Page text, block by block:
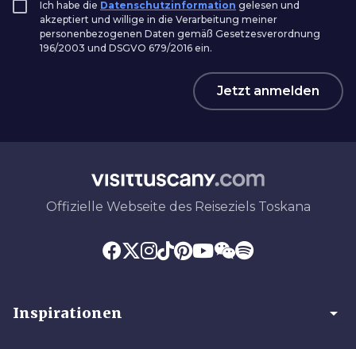
Ich habe die Datenschutzinformation gelesen und
akzeptiert und willige in die Verarbeitung meiner
personenbezogenen Daten gemäß Gesetzesverordnung
196/2003 und DSGVO 679/2016 ein.
Jetzt anmelden
Offizielle Webseite des Reiseziels Toskana
Inspirationen arrow_drop_down